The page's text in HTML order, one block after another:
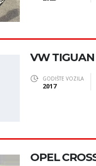
VW TIGUAN
GODIŠTE VOZILA
2017
OPEL